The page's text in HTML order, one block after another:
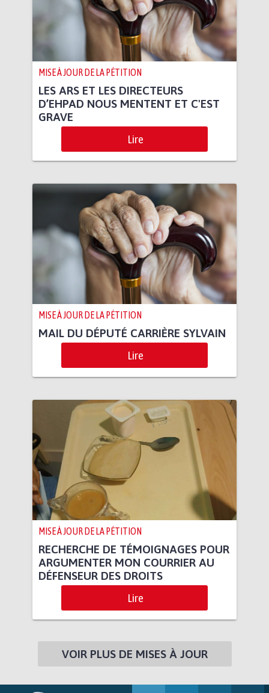
MISE À JOUR DE LA PÉTITION
LES ARS ET LES DIRECTEURS
D’EHPAD NOUS MENTENT ET C'EST
GRAVE
Lire
MISE À JOUR DE LA PÉTITION
MAIL DU DÉPUTÉ CARRIÈRE SYLVAIN
Lire
MISE À JOUR DE LA PÉTITION
RECHERCHE DE TÉMOIGNAGES POUR
ARGUMENTER MON COURRIER AU
DÉFENSEUR DES DROITS
Lire
VOIR PLUS DE MISES À JOUR